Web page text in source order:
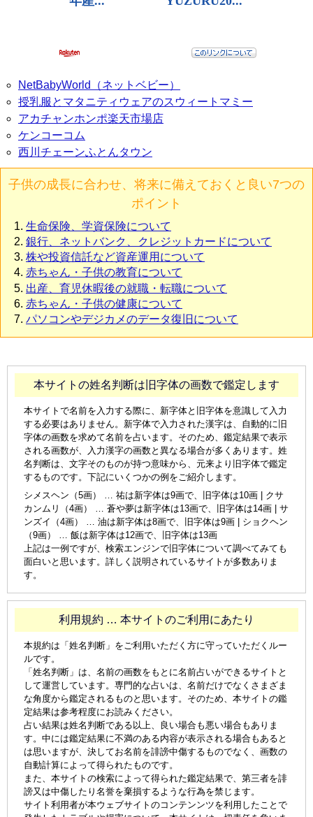
NetBabyWorld（ネットベビー）
授乳服とマタニティウェアのスウィートマミー
アカチャンホンポ楽天市場店
ケンコーコム
西川チェーンふとんタウン
子供の成長に合わせ、将来に備えておくと良い7つの
ポイント
生命保険、学資保険について
銀行、ネットバンク、クレジットカードについて
株や投資信託など資産運用について
赤ちゃん・子供の教育について
出産、育児休暇後の就職・転職について
赤ちゃん・子供の健康について
パソコンやデジカメのデータ復旧について
本サイトの姓名判断は旧字体の画数で鑑定します
本サイトで名前を入力する際に、新字体と旧字体を意識して入力
する必要はありません。新字体で入力された漢字は、自動的に旧
字体の画数を求めて名前を占います。そのため、鑑定結果で表示
される画数が、入力漢字の画数と異なる場合が多くあります。姓
名判断は、文字そのものが持つ意味から、元来より旧字体で鑑定
するものです。下記にいくつかの例をご紹介します。
シメスヘン（5画） … 祐は新字体は9画で、旧字体は10画 | クサ
カンムリ（4画） … 蒼や夢は新字体は13画で、旧字体は14画 | サ
ンズイ（4画） … 油は新字体は8画で、旧字体は9画 | ショクヘン
（9画） … 飯は新字体は12画で、旧字体は13画
上記は一例ですが、検索エンジンで旧字体について調べてみても
面白いと思います。詳しく説明されているサイトが多数ありま
す。
利用規約 … 本サイトのご利用にあたり
本規約は「姓名判断」をご利用いただく方に守っていただくルー
ルです。
「姓名判断」は、名前の画数をもとに名前占いができるサイトと
して運営しています。専門的な占いは、名前だけでなくさまざま
な角度から鑑定されるものと思います。そのため、本サイトの鑑
定結果は参考程度にお読みください。
占い結果は姓名判断である以上、良い場合も悪い場合もありま
す。中には鑑定結果に不満のある内容が表示される場合もあると
は思いますが、決してお名前を誹謗中傷するものでなく、画数の
自動計算によって得られたものです。
また、本サイトの検索によって得られた鑑定結果で、第三者を誹
謗又は中傷したり名誉を棄損するような行為を禁じます。
サイト利用者が本ウェブサイトのコンテンンツを利用したことで